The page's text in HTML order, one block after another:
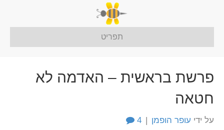
תפריט
פרשת בראשית – האדמה לא
חטאה
על ידי עופר הופמן 4